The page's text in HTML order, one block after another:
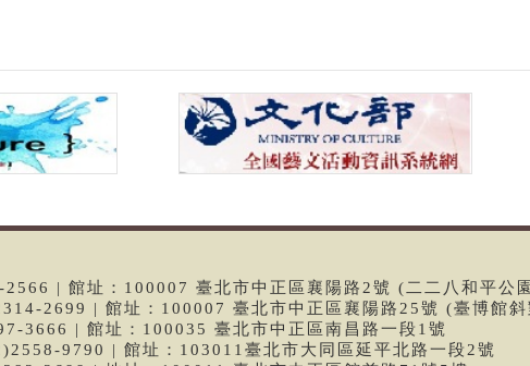
| 館址：100007 臺北市中正區襄陽路2號 (二二八和平公
2699 | 館址：100007 臺北市中正區襄陽路25號 (臺博館斜
3666 | 館址：100035 臺北市中正區南昌路一段1號
9790 | 館址：103011臺北市大同區延平北路一段2號